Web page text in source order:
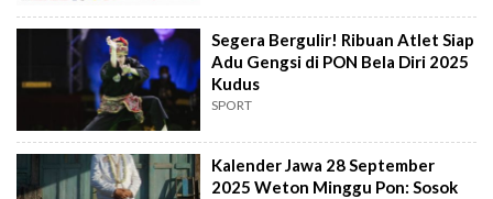
Segera Bergulir! Ribuan Atlet Siap
Adu Gengsi di PON Bela Diri 2025
Kudus
SPORT
Kalender Jawa 28 September
2025 Weton Minggu Pon: Sosok